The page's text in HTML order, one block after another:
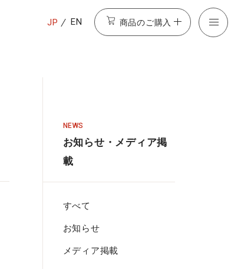
JP EN 商品のご購入
NEWS
お知らせ・メディア掲
載
すべて
お知らせ
メディア掲載